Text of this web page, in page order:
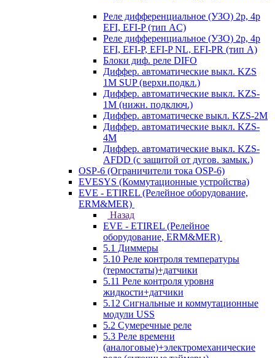
Реле дифференциальное (УЗО) 2р, 4р
EFI, EFI-P (тип AС)
Реле дифференциальное (УЗО) 2р, 4р
EFI, EFI-P, EFI-P NL, EFI-PR (тип A)
Блоки диф. реле DIFO
Диффер. автоматические выкл. KZS
1M SUP (верхн.подкл.)
Диффер. автоматические выкл. KZS-
1M (нижн. подключ.)
Диффер. автоматическе выкл. KZS-2M
Диффер. автоматические выкл. KZS-
4M
Диффер. автоматические выкл. KZS-
AFDD (с защитой от дугов. замык.)
OSP-6 (Ограничители тока OSP-6)
EVESYS (Коммутационные устройства)
EVE - ETIREL (Релейное оборудование,
ERM&MER)
Назад
EVE - ETIREL (Релейное
оборудование, ERM&MER)
5.1 Диммеры
5.10 Реле контроля температуры
(термостаты)+датчики
5.11 Реле контроля уровня
жидкости+датчики
5.12 Сигнальные и коммутационные
модули USS
5.2 Сумеречные реле
5.3 Реле времени
(аналоговые)+электромеханические